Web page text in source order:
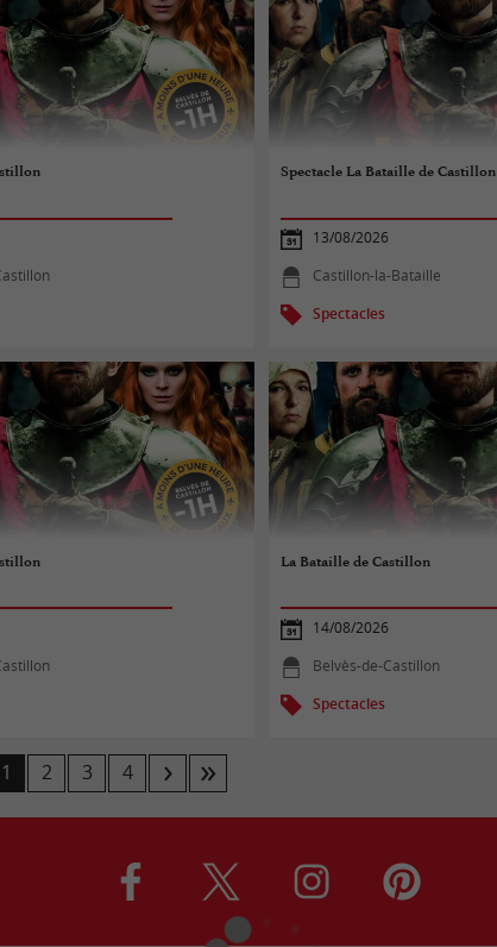
Spectacle La Bataille de Castillon
13/08/2026
Castillon-la-Bataille
Spectacles
La Bataille de Castillon
14/08/2026
Belvès-de-Castillon
Spectacles
1 2 3 4